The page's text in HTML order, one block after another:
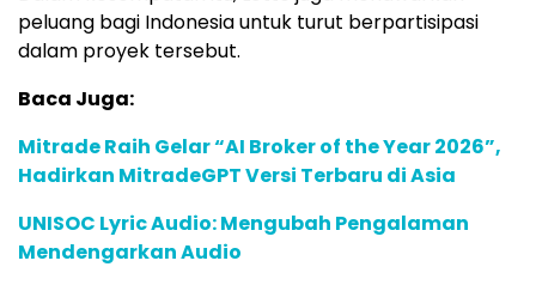
peluang bagi Indonesia untuk turut berpartisipasi
dalam proyek tersebut.
Baca Juga:
Mitrade Raih Gelar “AI Broker of the Year 2026”,
Hadirkan MitradeGPT Versi Terbaru di Asia
UNISOC Lyric Audio: Mengubah Pengalaman
Mendengarkan Audio